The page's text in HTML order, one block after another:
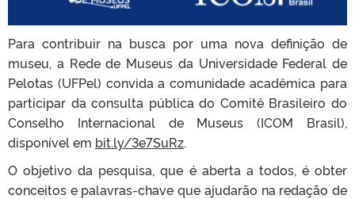
Para contribuir na busca por uma nova definição de
museu, a Rede de Museus da Universidade Federal de
Pelotas (UFPel) convida a comunidade acadêmica para
participar da consulta pública do Comitê Brasileiro do
Conselho Internacional de Museus (ICOM Brasil),
disponível em bit.ly/3e7SuRz.
O objetivo da pesquisa, que é aberta a todos, é obter
conceitos e palavras-chave que ajudarão na redação de